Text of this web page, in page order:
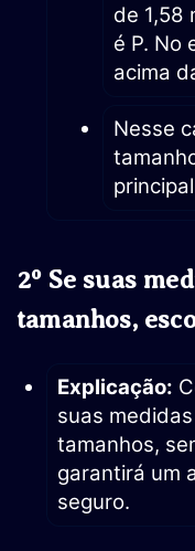
de 1,58
é P. No
acima
Nesse
2º Se suas
tamanhos,
Explicação:
suas
tamanhos,
garantirá um
seguro.